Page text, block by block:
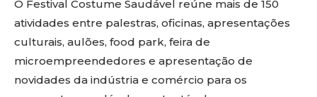
O Festival Costume Saudável reúne mais de 150
atividades entre palestras, oficinas, apresentações
culturais, aulões, food park, feira de
microempreendedores e apresentação de
novidades da indústria e comércio para os